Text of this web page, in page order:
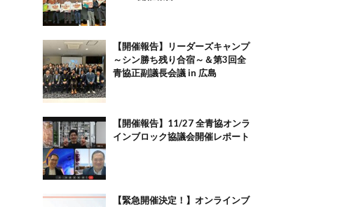
【開催報告】リーダーズキャンプ
～シン勝ち残り合宿～＆第3回全
青協正副議長会議 in 広島
【開催報告】11/27 全青協オンラ
インブロック協議会開催レポート
【緊急開催決定！】オンラインブ